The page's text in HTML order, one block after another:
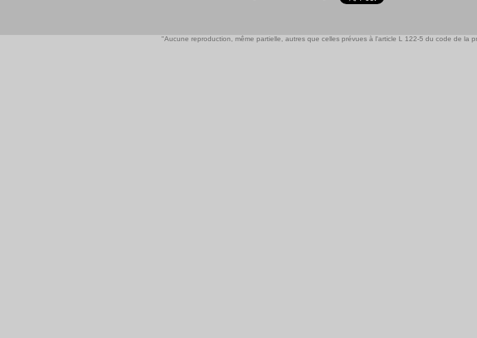
"Aucune reproduction, même partielle, autres que celles prévues à l'article L 122-5 du code de